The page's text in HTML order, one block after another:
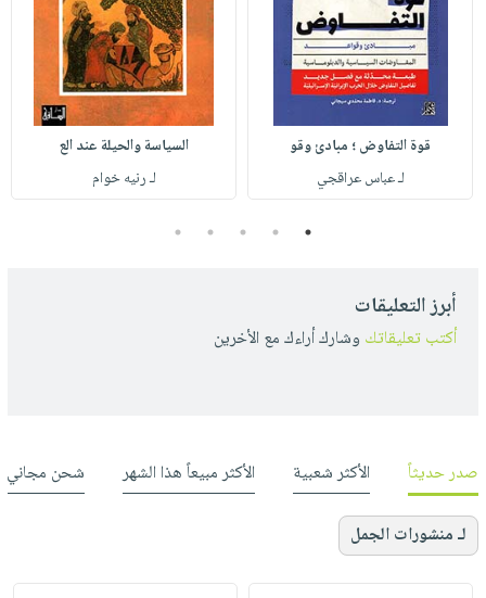
قوة التفاوض ؛ مبادئ وقو
لـ عباس عراقجي
السياسة والحيلة عند الع
لـ رنيه خوام
1
2
3
4
5
أبرز التعليقات
أكتب تعليقاتك وشارك أراءك مع الأخرين
صدر حديثاً الأكثر شعبية الأكثر مبيعاً هذا الشهر شحن مجاني
لـ منشورات الجمل